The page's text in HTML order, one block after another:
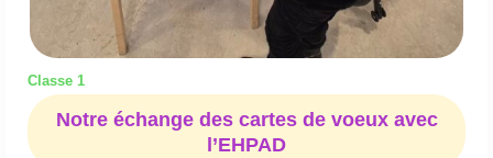
Classe 1
Notre échange des cartes de voeux avec
l’EHPAD